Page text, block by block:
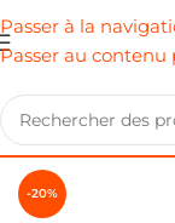
Passer à la
Passer au contenu
-20%